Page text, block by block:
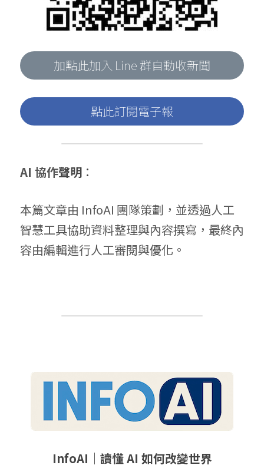
加點此加入 Line 群自動收新聞
點此訂閱電子報
AI 協作聲明 ：
本篇文章由 InfoAI 團隊策劃，並透過人工
智慧工具協助資料整理與內容撰寫，最終內
容由編輯進行人工審閱與優化。
InfoAI｜讀懂 AI 如何改變世界